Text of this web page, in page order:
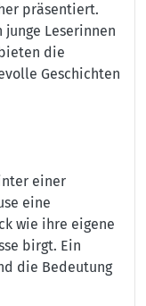
präsentiert.
Leserinnen
die
Geschichten
einer
eine
wie ihre eigene
birgt. Ein
die Bedeutung